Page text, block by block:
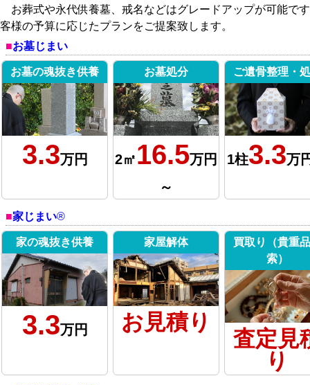
お葬式や永代供養墓、戒名などはグレードアップが可能で
客様の予算に応じたプランをご提案致します。
お墓じまい
お墓の魂抜き供養
3.3万円
お墓処分
2㎡16.5万円
～
ご遺骨整理・
1柱3.3万
家じまい®
家の魂抜き供養
3.3万円
家屋解体
お見積り
買取り（貴重
索）
査定見
り